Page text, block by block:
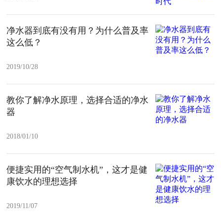
净水器到底有没有用？为什么普及率
这么低？
2019/10/28
教你了解净水原理，选择合适的净水
器
2018/01/10
便捷实用的“空气制水机”，这才是健
康饮水的理想选择
2019/11/07